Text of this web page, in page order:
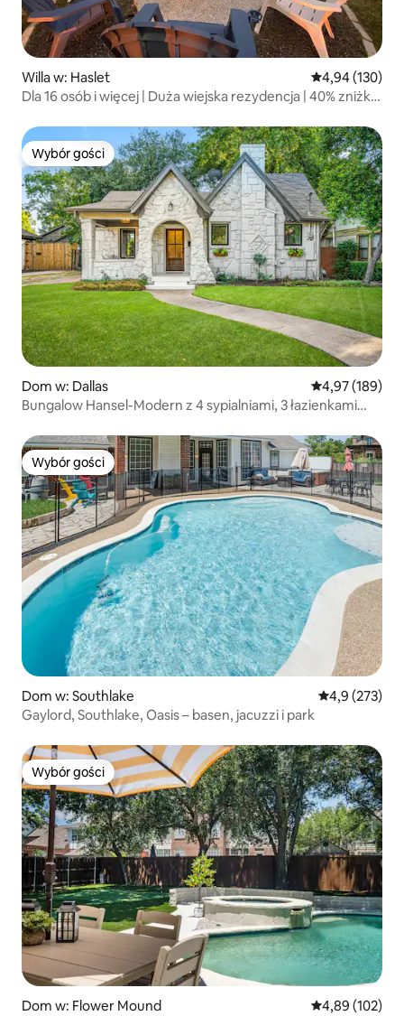
Willa w: Haslet Średnia
4,94 (130)
Dla 16 osób i więcej | Duża wiejska rezydencja | 40% zniżki
Wybór gości
Wybór gości
Dom w: Dallas Średnia
4,97 (189)
Bungalow Hansel-Modern z 4 sypialniami, 3 łazienkami
Wybór gości
Wybór gości
Dom w: Southlake Średnia
4,9 (273)
Gaylord, Southlake, Oasis – basen, jacuzzi i park
Wybór gości
Wybór gości
Dom w: Flower Mound Średnia
4,89 (102)